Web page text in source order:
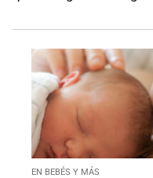
EN BEBÉS Y MÁS